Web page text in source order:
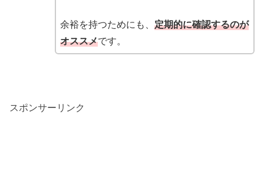
余裕を持つためにも、 定期的に確認するのが
オススメです。
スポンサーリンク